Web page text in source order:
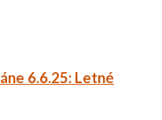
6.6.25: Letné